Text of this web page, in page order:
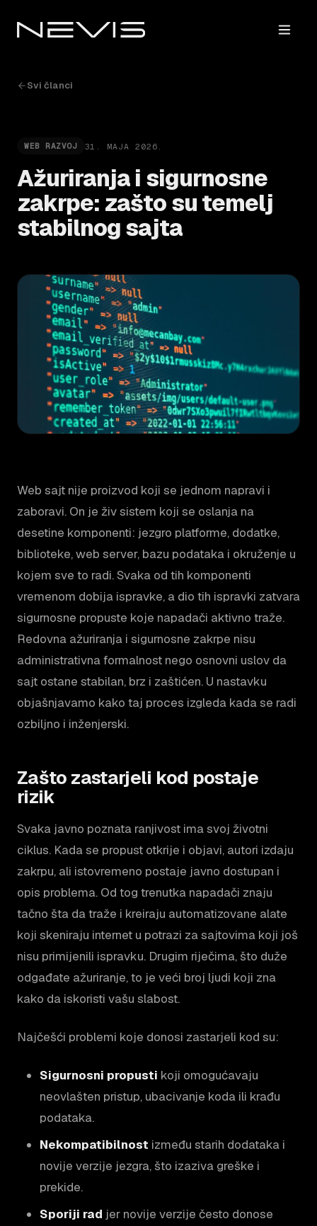
Svi članci
WEB RAZVOJ 31. MAJA 2026.
Ažuriranja i sigurnosne
zakrpe: zašto su temelj
stabilnog sajta
Web sajt nije proizvod koji se jednom napravi i
zaboravi. On je živ sistem koji se oslanja na
desetine komponenti: jezgro platforme, dodatke,
biblioteke, web server, bazu podataka i okruženje u
kojem sve to radi. Svaka od tih komponenti
vremenom dobija ispravke, a dio tih ispravki zatvara
sigurnosne propuste koje napadači aktivno traže.
Redovna ažuriranja i sigurnosne zakrpe nisu
administrativna formalnost nego osnovni uslov da
sajt ostane stabilan, brz i zaštićen. U nastavku
objašnjavamo kako taj proces izgleda kada se radi
ozbiljno i inženjerski.
Zašto zastarjeli kod postaje
rizik
Svaka javno poznata ranjivost ima svoj životni
ciklus. Kada se propust otkrije i objavi, autori izdaju
zakrpu, ali istovremeno postaje javno dostupan i
opis problema. Od tog trenutka napadači znaju
tačno šta da traže i kreiraju automatizovane alate
koji skeniraju internet u potrazi za sajtovima koji još
nisu primijenili ispravku. Drugim riječima, što duže
odgađate ažuriranje, to je veći broj ljudi koji zna
kako da iskoristi vašu slabost.
Najčešći problemi koje donosi zastarjeli kod su:
Sigurnosni propusti koji omogućavaju
neovlašten pristup, ubacivanje koda ili krađu
podataka.
Nekompatibilnost između starih dodataka i
novije verzije jezgra, što izaziva greške i
prekide.
Sporiji rad jer novije verzije često donose